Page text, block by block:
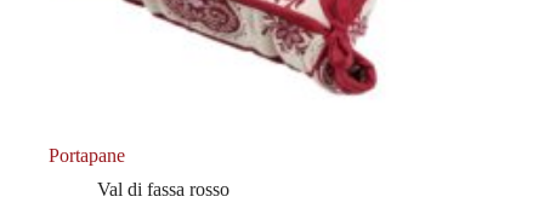
Portapane
Val di fassa rosso